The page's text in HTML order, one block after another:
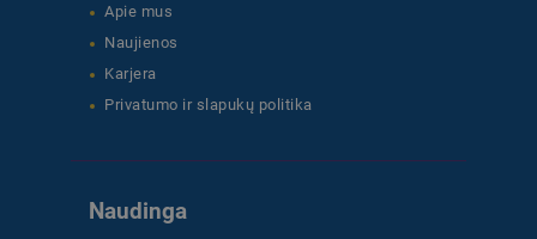
Apie mus
Naujienos
Karjera
Privatumo ir slapukų politika
Naudinga